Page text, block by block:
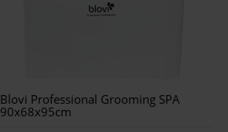
Blovi Professional Grooming SPA
90x68x95cm